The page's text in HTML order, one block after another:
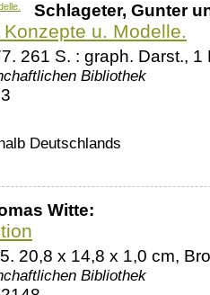
Schlageter, Gunter
u. Modelle.
261 S. : graph. Darst.,
Bibliothek
Deutschlands
Witte:
20,8 x 14,8 x 1,0 cm,
Bibliothek